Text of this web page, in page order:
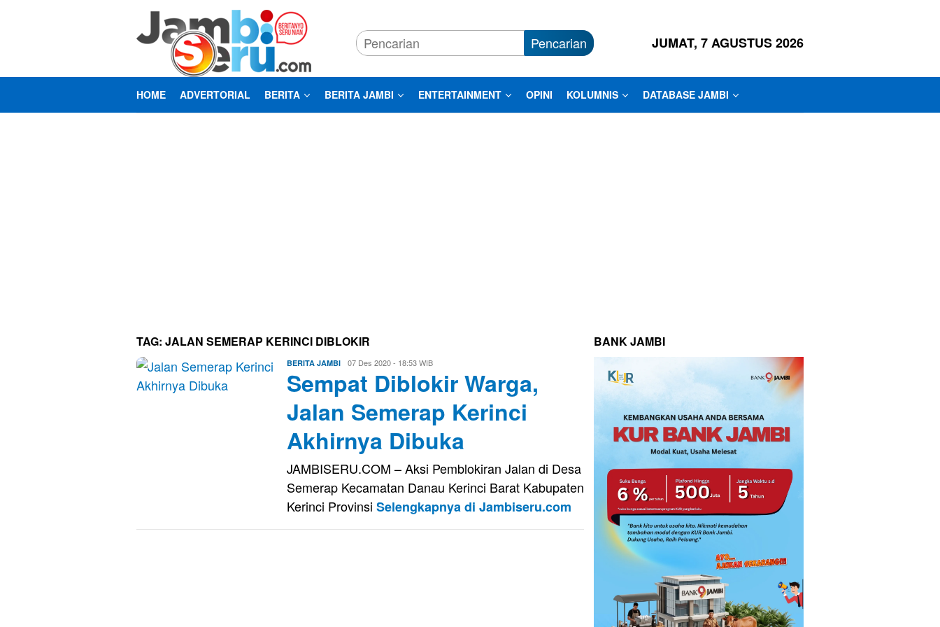
Pencarian JUMAT, 7 AGUSTUS 2026
HOME ADVERTORIAL BERITA BERITA JAMBI ENTERTAINMENT OPINI KOLUMNIS DATABASE JAMBI
TAG: JALAN SEMERAP KERINCI DIBLOKIR
BERITA JAMBI Eri07 Des 2020 - 18:53 WIB
Sempat Diblokir Warga,
Jalan Semerap Kerinci
Akhirnya Dibuka
JAMBISERU.COM – Aksi Pemblokiran Jalan di Desa
Semerap Kecamatan Danau Kerinci Barat Kabupaten
Kerinci Provinsi Selengkapnya di Jambiseru.com
BANK JAMBI